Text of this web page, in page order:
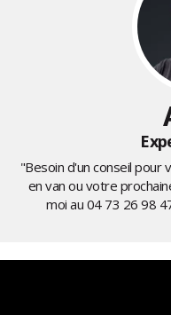
"Besoin d'un conseil pour
en van ou votre
moi au 04 73 26 98